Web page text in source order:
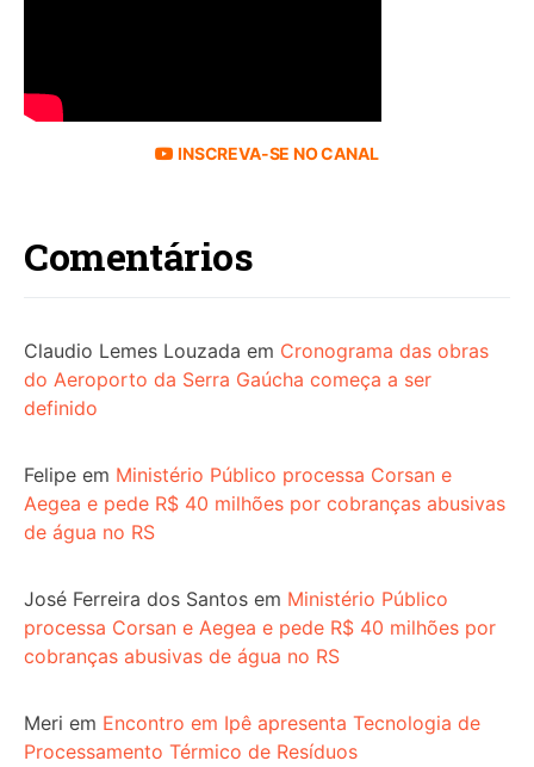
INSCREVA-SE NO CANAL
Comentários
Claudio Lemes Louzada em Cronograma das obras
do Aeroporto da Serra Gaúcha começa a ser
definido
Felipe em Ministério Público processa Corsan e
Aegea e pede R$ 40 milhões por cobranças abusivas
de água no RS
José Ferreira dos Santos em Ministério Público
processa Corsan e Aegea e pede R$ 40 milhões por
cobranças abusivas de água no RS
Meri em Encontro em Ipê apresenta Tecnologia de
Processamento Térmico de Resíduos